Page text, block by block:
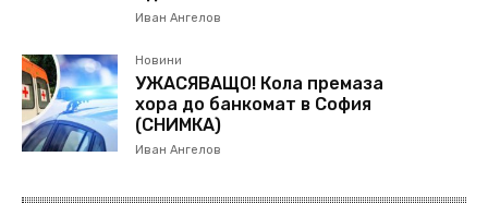
Иван Ангелов
Новини
УЖАСЯВАЩО! Кола премаза
хора до банкомат в София
(СНИМКА)
Иван Ангелов